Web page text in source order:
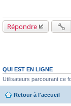
Répondre
QUI EST EN LIGNE
Utilisateurs parcourant ce
Retour à l'accueil